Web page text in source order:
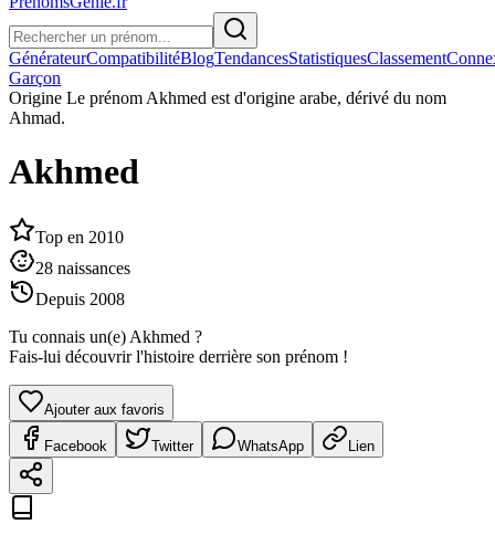
GénérateurCompatibilitéBlogTendancesStatistiquesClassement
Garçon
Origine Le prénom Akhmed est d'origine arabe, dérivé du nom
Ahmad.
Akhmed
Top en 2010
28 naissances
Depuis 2008
Tu connais un(e) Akhmed ?
Fais-lui découvrir l'histoire derrière son prénom !
Ajouter aux favoris
Facebook Twitter WhatsApp Lien